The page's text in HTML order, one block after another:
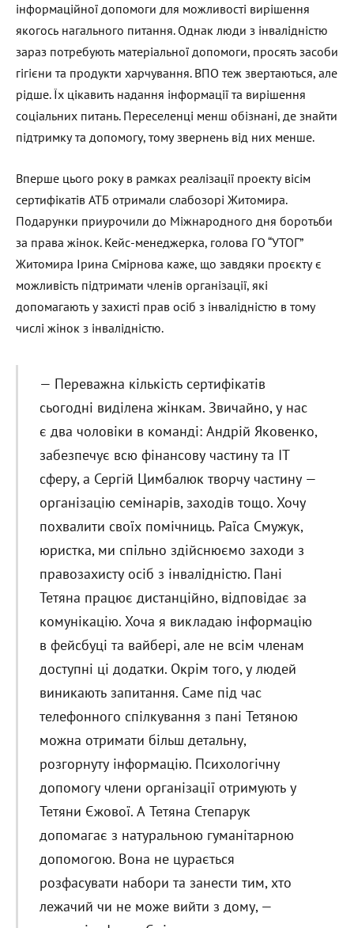
інформаційної допомоги для можливості вирішення
якогось нагального питання. Однак люди з інвалідністю
зараз потребують матеріальної допомоги, просять засоби
гігієни та продукти харчування. ВПО теж звертаються, але
рідше. Їх цікавить надання інформації та вирішення
соціальних питань. Переселенці менш обізнані, де знайти
підтримку та допомогу, тому звернень від них менше.
Вперше цього року в рамках реалізації проекту вісім
сертифікатів АТБ отримали слабозорі Житомира.
Подарунки приурочили до Міжнародного дня боротьби
за права жінок. Кейс-менеджерка, голова ГО “УТОГ”
Житомира Ірина Смірнова каже, що завдяки проєкту є
можливість підтримати членів організації, які
допомагають у захисті прав осіб з інвалідністю в тому
числі жінок з інвалідністю.
— Переважна кількість сертифікатів
сьогодні виділена жінкам. Звичайно, у нас
є два чоловіки в команді: Андрій Яковенко,
забезпечує всю фінансову частину та ІТ
сферу, а Сергій Цимбалюк творчу частину —
організацію семінарів, заходів тощо. Хочу
похвалити своїх помічниць. Раїса Смужук,
юристка, ми спільно здійснюємо заходи з
правозахисту осіб з інвалідністю. Пані
Тетяна працює дистанційно, відповідає за
комунікацію. Хоча я викладаю інформацію
в фейсбуці та вайбері, але не всім членам
доступні ці додатки. Окрім того, у людей
виникають запитання. Саме під час
телефонного спілкування з пані Тетяною
можна отримати більш детальну,
розгорнуту інформацію. Психологічну
допомогу члени організації отримують у
Тетяни Єжової. А Тетяна Степарук
допомагає з натуральною гуманітарною
допомогою. Вона не цурається
розфасувати набори та занести тим, хто
лежачий чи не може вийти з дому, —